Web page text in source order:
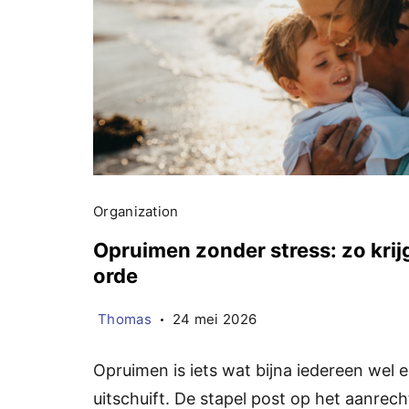
Organization
Opruimen zonder stress: zo
orde
Thomas 24 mei 2026
Opruimen is iets wat bijna iedereen wel
uitschuift. De stapel post op het